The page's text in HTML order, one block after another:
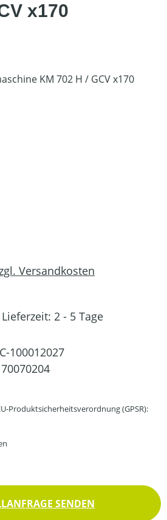
x170
Versandkosten
2 - 5 Tage
100012027
70070204
Produktsicherheitsverordnung (GPSR):
SENDEN